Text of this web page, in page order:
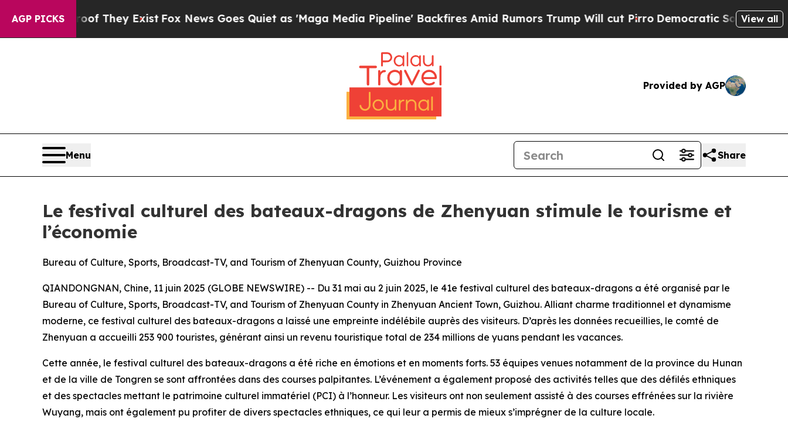
AGP PICKS
no Proof They ExistFox News Goes Quiet as 'Maga Media Pipeline' Backfires Amid Rumors Trump Will cut PirroDemocratic Socialists ofView all
Provided by AGP
Menu Share
Le festival culturel des bateaux-dragons de Zhenyuan stimule le tourisme et
l’économie
Bureau of Culture, Sports, Broadcast-TV, and Tourism of Zhenyuan County, Guizhou Province
QIANDONGNAN, Chine, 11 juin 2025 (GLOBE NEWSWIRE) -- Du 31 mai au 2 juin 2025, le 41e festival culturel des bateaux-dragons a été organisé par le
Bureau of Culture, Sports, Broadcast-TV, and Tourism of Zhenyuan County in Zhenyuan Ancient Town, Guizhou. Alliant charme traditionnel et dynamisme
moderne, ce festival culturel des bateaux-dragons a laissé une empreinte indélébile auprès des visiteurs. D’après les données recueillies, le comté de
Zhenyuan a accueilli 253 900 touristes, générant ainsi un revenu touristique total de 234 millions de yuans pendant les vacances.
Cette année, le festival culturel des bateaux-dragons a été riche en émotions et en moments forts. 53 équipes venues notamment de la province du Hunan
et de la ville de Tongren se sont affrontées dans des courses palpitantes. L’événement a également proposé des activités telles que des défilés ethniques
et des spectacles mettant le patrimoine culturel immatériel (PCI) à l’honneur. Les visiteurs ont non seulement assisté à des courses effrénées sur la rivière
Wuyang, mais ont également pu profiter de divers spectacles ethniques, ce qui leur a permis de mieux s’imprégner de la culture locale.